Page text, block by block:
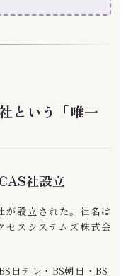
という「唯一
社設立
が設立された。社名は
セスシステムズ株式会
日テレ・BS朝日・BS-